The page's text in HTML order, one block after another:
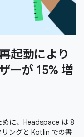
起動により
ーが 15% 増
に、Headspace は 8
ングと Kotlin での書